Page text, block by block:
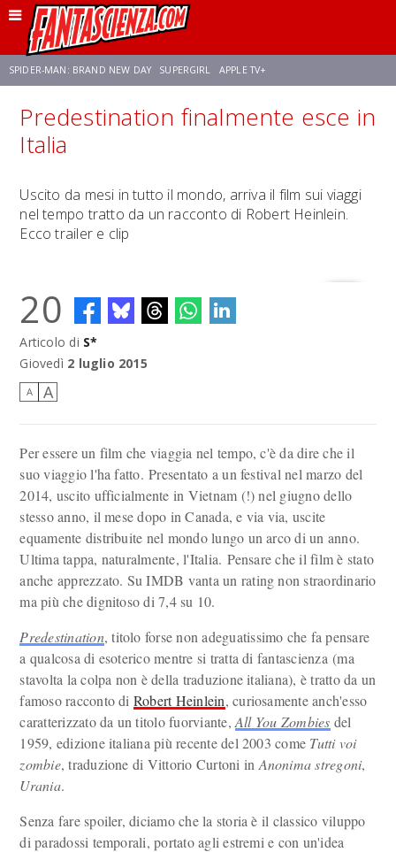
SPIDER-MAN: BRAND NEW DAY SUPERGIRL APPLE TV+
FRANCO RICCIARDIELLO ZENDAYA STAR TREK AVENGERS: DOOMSDAY
Predestination finalmente esce in
Italia
Uscito da mesi in tutto il mondo, arriva il film sui viaggi
nel tempo tratto da un racconto di Robert Heinlein.
Ecco trailer e clip
20
Articolo di S*
Giovedì 2 luglio 2015
A A
Per essere un film che viaggia nel tempo, c'è da dire che il
suo viaggio l'ha fatto. Presentato a un festival nel marzo del
2014, uscito ufficialmente in Vietnam (!) nel giugno dello
stesso anno, il mese dopo in Canada, e via via, uscite
equamente distribuite nel mondo lungo un arco di un anno.
Ultima tappa, naturalmente, l'Italia. Pensare che il film è stato
anche apprezzato. Su IMDB vanta un rating non straordinario
ma più che dignitoso di 7,4 su 10.
Predestination, titolo forse non adeguatissimo che fa pensare
a qualcosa di esoterico mentre si tratta di fantascienza (ma
stavolta la colpa non è della traduzione italiana), è tratto da un
famoso racconto di Robert Heinlein, curiosamente anch'esso
caratterizzato da un titolo fuorviante,All You Zombies del
1959, edizione italiana più recente del 2003 come Tutti voi
zombie, traduzione di Vittorio Curtoni in Anonima stregoni,
Urania.
Senza fare spoiler, diciamo che la storia è il classico viluppo
di paradossi temporali, portato agli estremi e con un'idea